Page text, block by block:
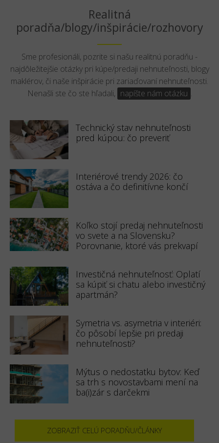
Realitná
poradňa/blogy/inšpirácie/rozhovory
Sme profesionáli, pozrite si našu realitnú poradňu -
najdôležitejšie otázky pri kúpe/predaji nehnuteľnosti, blogy
maklérov, či naše inšpirácie pri zariaďovaní nehnuteľnosti.
Nenašli ste čo ste hľadali, napíšte nám otázku .
Technický stav nehnuteľnosti
pred kúpou: čo preveriť
Interiérové trendy 2026: čo
ostáva a čo definitívne končí
Koľko stojí predaj nehnuteľnosti
vo svete a na Slovensku?
Porovnanie, ktoré vás prekvapí
Investičná nehnuteľnosť: Oplatí
sa kúpiť si chatu alebo investičný
apartmán?
Symetria vs. asymetria v interiéri:
čo pôsobí lepšie pri predaji
nehnuteľnosti?
Mýtus o nedostatku bytov: Keď
sa trh s novostavbami mení na
ba(i)zár s darčekmi
ZOBRAZIŤ CELÚ PORADŇU/ČLÁNKY